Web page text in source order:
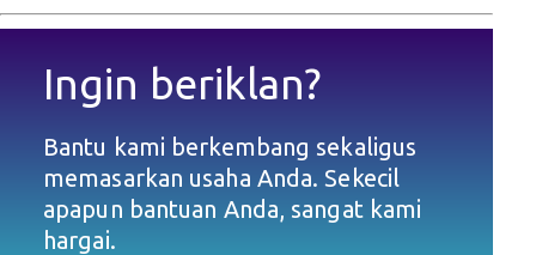
Ingin beriklan?
Bantu kami berkembang sekaligus
memasarkan usaha Anda. Sekecil
apapun bantuan Anda, sangat kami
hargai.